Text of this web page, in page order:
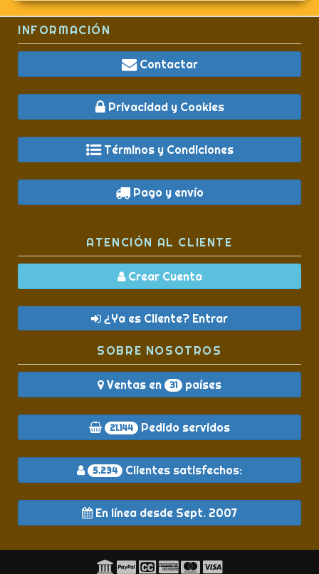
INFORMACIÓN
Contactar
Privacidad y Cookies
Términos y Condiciones
Pago y envío
ATENCIÓN AL CLIENTE
Crear Cuenta
¿Ya es Cliente? Entrar
SOBRE NOSOTROS
Ventas en 31 países
21.144 Pedido servidos
5.234 Clientes satisfechos:
En línea desde Sept. 2007